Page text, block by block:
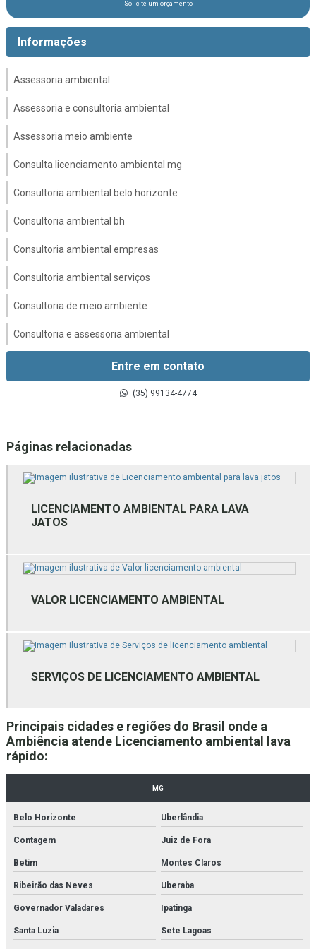
Solicite um orçamento
Informações
Assessoria ambiental
Assessoria e consultoria ambiental
Assessoria meio ambiente
Consulta licenciamento ambiental mg
Consultoria ambiental belo horizonte
Consultoria ambiental bh
Consultoria ambiental empresas
Consultoria ambiental serviços
Consultoria de meio ambiente
Consultoria e assessoria ambiental
Consultoria e licenciamento ambiental
Consultoria em gestão ambiental
Consultoria inventário florestal
Consultoria técnica ambiental
Empresa de assessoria ambiental
Empresa de estudos ambientais mg
Empresa de gestão de resíduos bh
Empresa de gestão de resíduos mg
Empresa de laudo ambiental bh
Empresa de laudo ambiental mg
Empresa de licenciamento ambiental bh
Empresas de consultoria ambiental
Empresas de consultoria meio ambiente
Empresas de licenciamento ambiental
Empresas que trabalham com gestão ambiental
Entre em contato
(35) 99134-4774
Páginas relacionadas
LICENCIAMENTO AMBIENTAL PARA LAVA
JATOS
VALOR LICENCIAMENTO AMBIENTAL
SERVIÇOS DE LICENCIAMENTO AMBIENTAL
Principais cidades e regiões do Brasil onde a
Ambiência atende Licenciamento ambiental lava
rápido:
MG
Belo Horizonte Uberlândia
Contagem Juiz de Fora
Betim Montes Claros
Ribeirão das Neves Uberaba
Governador Valadares Ipatinga
Santa Luzia Sete Lagoas